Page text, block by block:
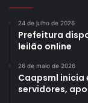
24 de julho de 2026
Prefeitura
leilão online
26 de maio de 2026
Caapsml inicia
servidores,